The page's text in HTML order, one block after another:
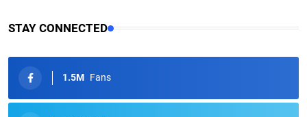
STAY CONNECTED
1.5M Fans